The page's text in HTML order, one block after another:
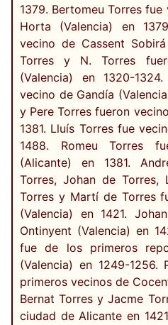
1379. Bertomeu Torres
Horta (Valencia) en
vecino de Cassent
Torres y N. Torres
(Valencia) en 1320-
vecino de Gandía
y Pere Torres fueron
1381. Lluís Torres fue
1488. Romeu Torres
(Alicante) en 1381.
Torres, Johan de Torres,
Torres y Martí de Torres
(Valencia) en 1421.
Ontinyent (Valencia) en
fue de los primeros
(Valencia) en 1249-
primeros vecinos de
Bernat Torres y Jacme
ciudad de Alicante en